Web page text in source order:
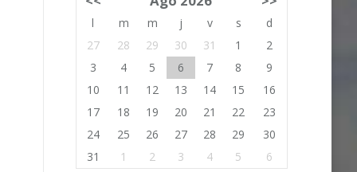
l m m j v s
d
27
28 29 30 31 1
2
3
4 5 6 7 8
9
10
11 12 13 14 15
16
17
18 19 20 21 22
23
24
25 26 27 28 29
30
31
1 2 3 4 5 6